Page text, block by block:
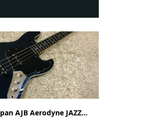
AJB Aerodyne JAZZ...